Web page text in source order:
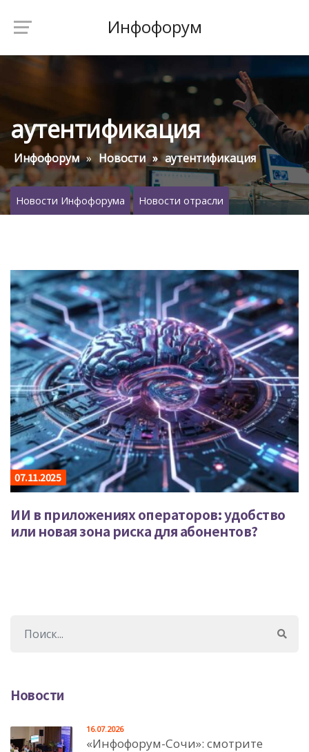
Инфофорум
аутентификация
Инфофорум Новости аутентификация
Новости Инфофорума Новости отрасли
07.11.2025
ИИ в приложениях операторов: удобство
или новая зона риска для абонентов?
Новости
«Инфофорум-Сочи»: смотрите
16.07.2026